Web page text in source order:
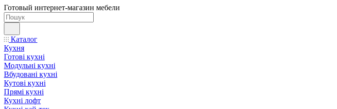
Готовый интернет-магазин мебели
Каталог
Кухня
Готові кухні
Модульні кухні
Вбудовані кухні
Кутові кухні
Прямі кухні
Кухні лофт